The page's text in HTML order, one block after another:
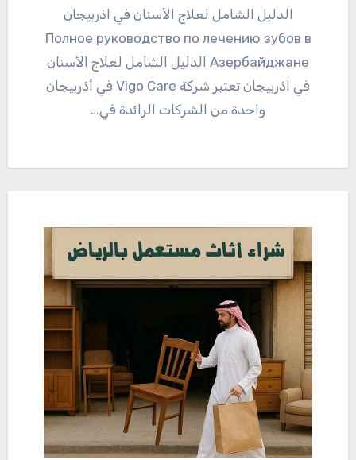
الدليل الشامل لعلاج الأسنان في اذربيجان
Полное руководство по лечению зубов в
Азербайджане الدليل الشامل لعلاج الأسنان
في اذربيجان تعتبر شركة Vigo Care في أذربيجان
واحدة من الشركات الرائدة في…